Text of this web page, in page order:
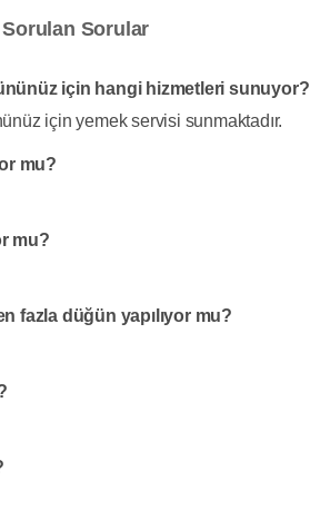
Sorulan Sorular
için hangi hizmetleri sunuyor?
için yemek servisi sunmaktadır.
mu?
mu?
fazla düğün yapılıyor mu?